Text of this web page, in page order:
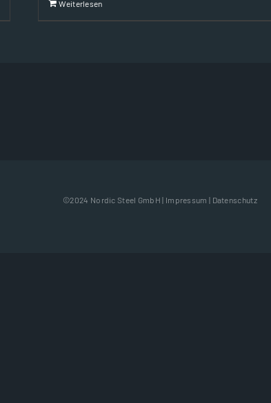
Weiterlesen
©2024 Nordic Steel GmbH | Impressum | Datenschutz